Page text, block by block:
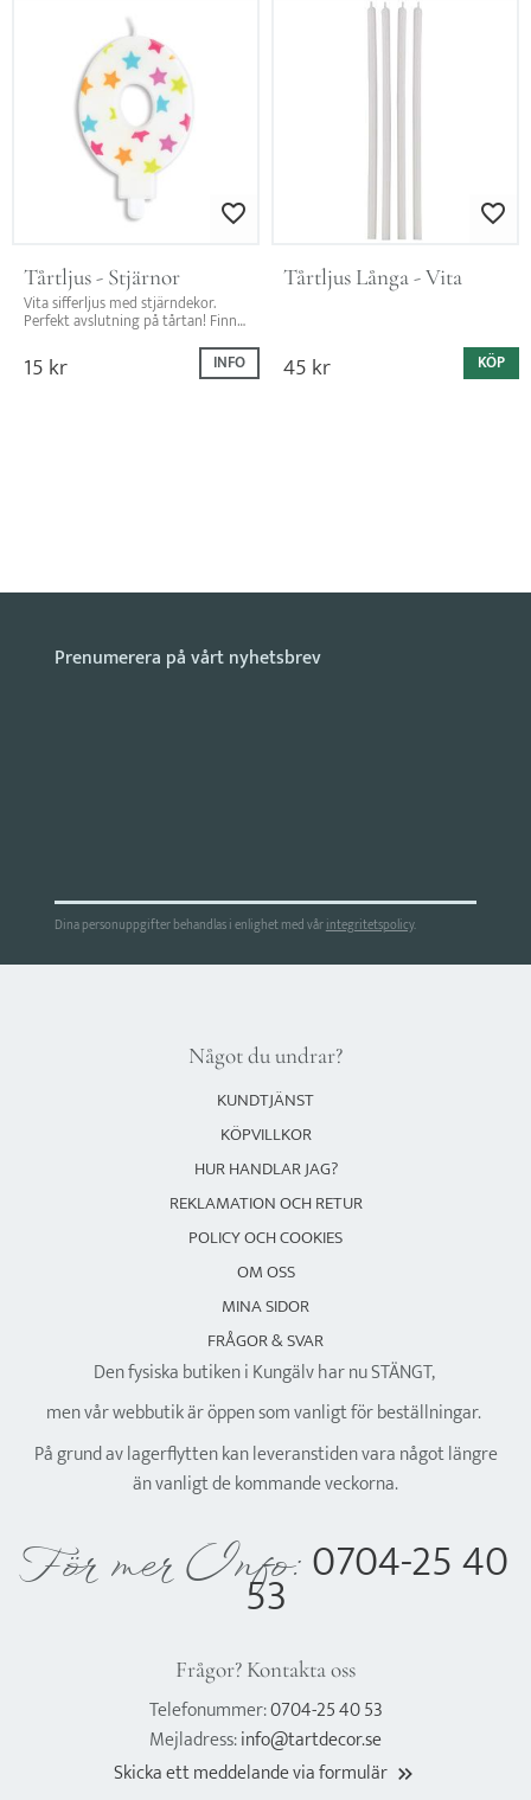
Lägg till i favoriter
Tårtljus - Stjärnor
Vita sifferljus med stjärndekor.
Perfekt avslutning på tårtan! Finns
15kr INFO
Lägg till i
Tårtljus Långa - Vita
45kr KÖP
Dina personuppgifter behandlas i enlighet med vårintegritetspolicy.
Något du undrar?
KUNDTJÄNST
KÖPVILLKOR
HUR HANDLAR JAG?
REKLAMATION OCH RETUR
POLICY OCH COOKIES
OM OSS
MINA SIDOR
FRÅGOR & SVAR
Den fysiska butiken i Kungälv har nu STÄNGT,
men vår webbutik är öppen som vanligt för beställningar.
På grund av lagerflytten kan leveranstiden vara något längre
än vanligt de kommande veckorna.
För mer Info: 0704-25 40
53
Frågor? Kontakta oss
Telefonummer:0704-25 40 53
Mejladress:info@tartdecor.se
Skicka ett meddelande via formulär keyboard_double_arrow_right